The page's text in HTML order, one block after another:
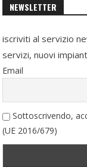
NEWSLETTER
iscriviti al servizio
servizi, nuovi
Email
Sottoscrivendo,
(UE 2016/679)